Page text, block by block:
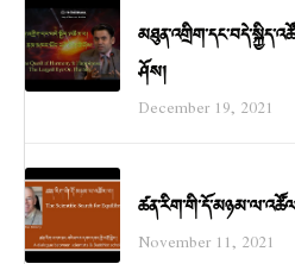
ཤོས།
December 19, 2021
November 11, 2021